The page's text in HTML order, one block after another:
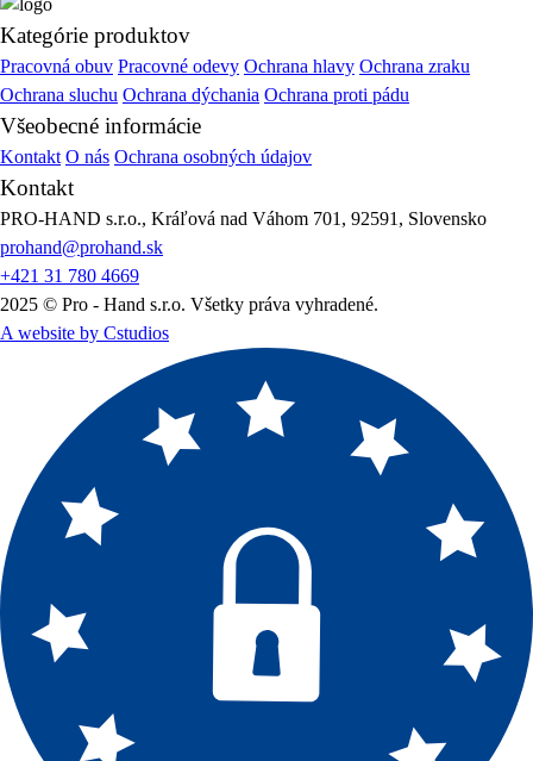
Kategórie produktov
Pracovná obuv Pracovné odevy Ochrana hlavy Ochrana zraku
Ochrana sluchu Ochrana dýchania Ochrana proti pádu
Všeobecné informácie
Kontakt O nás Ochrana osobných údajov
Kontakt
PRO-HAND s.r.o., Kráľová nad Váhom 701, 92591, Slovensko
prohand@prohand.sk
+421 31 780 4669
2025 © Pro - Hand s.r.o. Všetky práva vyhradené.
A website by Cstudios